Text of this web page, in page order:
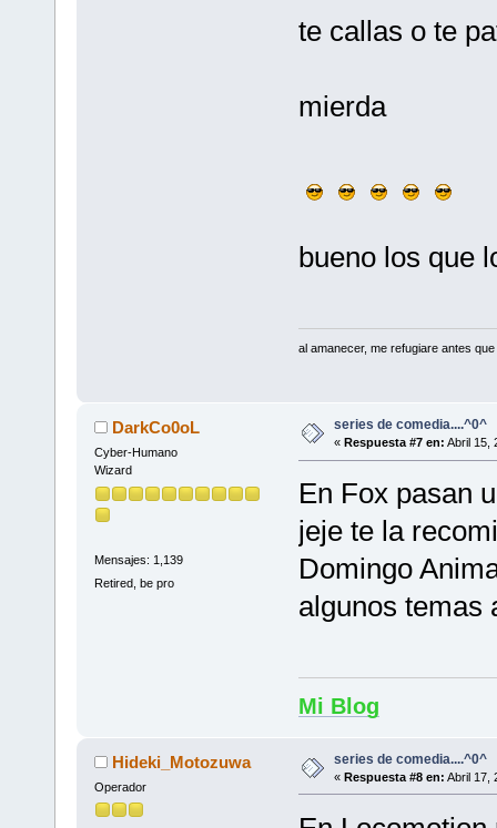
te callas o te
mierda
bueno los que
al amanecer, me refugiare antes
DarkCo0oL
Cyber-Humano
Wizard
Mensajes: 1,139
Retired, be pro
series de comedia....^0^
« Respuesta #7 en: Abril 15,
En Fox pasan
jeje te la
Domingo
algunos temas
Mi Blog
Hideki_Motozuwa
Operador
series de comedia....^0^
« Respuesta #8 en: Abril 17,